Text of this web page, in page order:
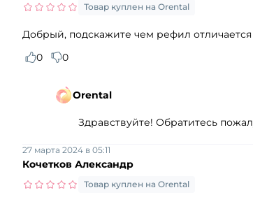
Товар куплен на Orental
Добрый, подскажите чем рефил
0
0
Orental
Здравствуйте! Обратитесь
Кочетков Александр
27 марта 2024 в 05:11
Товар куплен на Orental